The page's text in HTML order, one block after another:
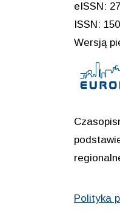
eISSN:
ISSN:
Wersją
Polityka